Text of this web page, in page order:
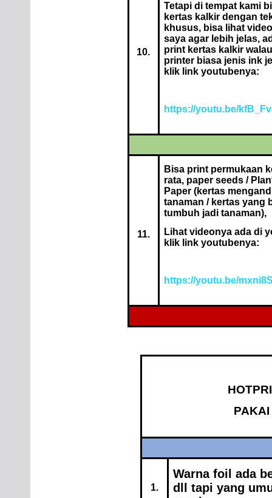
10.
Tetapi di tempat kami
kertas kalkir dengan
khusus, bisa lihat
saya agar lebih jelas,
print kertas kalkir
printer biasa jenis ink
klik link youtubenya:
https://youtu.be/
11.
Bisa print permukaan
rata, paper seeds /
Paper (kertas
tanaman / kertas yang
tumbuh jadi tanaman),
Lihat videonya ada di
klik link youtubenya:
https://youtu.be/
PAKAI
1.
Warna foil ada
dll tapi yang